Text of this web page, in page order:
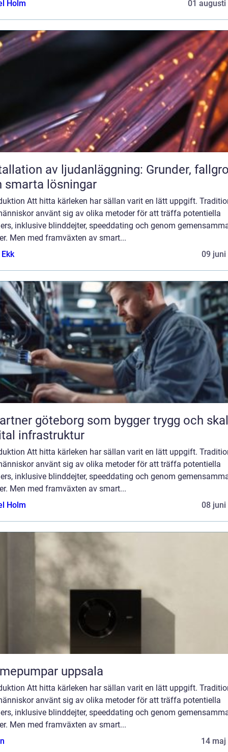
Holm
01 augusti
av ljudanläggning: Grunder,
smarta lösningar
Att hitta kärleken har sällan varit en lätt uppgift.
använt sig av olika metoder för att träffa potentiella
inklusive blinddejter, speeddating och genom
Men med framväxten av smart...
09 juni
göteborg som bygger trygg och
infrastruktur
Att hitta kärleken har sällan varit en lätt uppgift.
använt sig av olika metoder för att träffa potentiella
inklusive blinddejter, speeddating och genom
Men med framväxten av smart...
Holm
08 juni
uppsala
Att hitta kärleken har sällan varit en lätt uppgift.
använt sig av olika metoder för att träffa potentiella
inklusive blinddejter, speeddating och genom
Men med framväxten av smart...
14 maj